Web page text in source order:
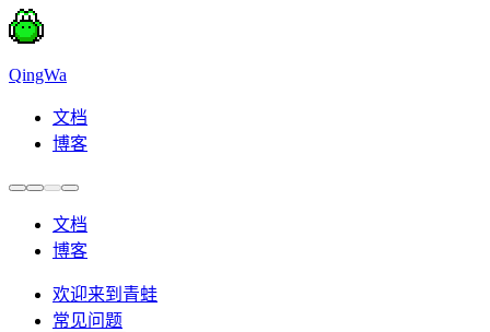
QingWa
文档
博客
文档
博客
欢迎来到青蛙
常见问题